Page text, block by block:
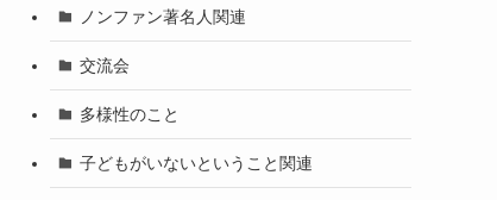
ノンファン著名人関連
交流会
多様性のこと
子どもがいないということ関連